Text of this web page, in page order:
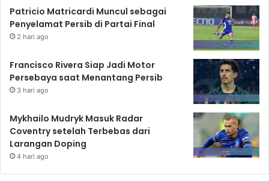
Patricio Matricardi Muncul sebagai
Penyelamat Persib di Partai Final
2 hari ago
Francisco Rivera Siap Jadi Motor
Persebaya saat Menantang Persib
3 hari ago
Mykhailo Mudryk Masuk Radar
Coventry setelah Terbebas dari
Larangan Doping
4 hari ago